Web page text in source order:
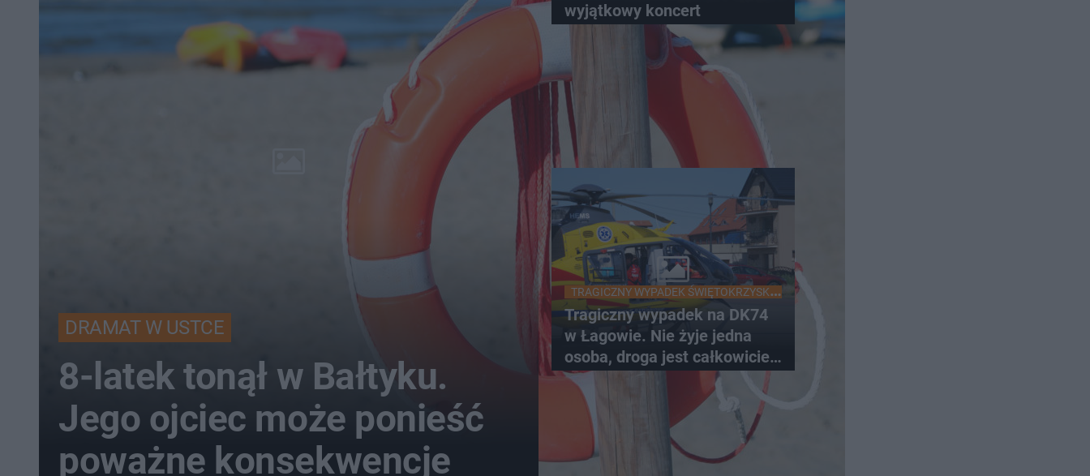
DRAMAT W USTCE
8-latek tonął w Bałtyku.
Jego ojciec może ponieść
poważne konsekwencje
wyjątkowy koncert
TRAGICZNY WYPADEK ŚWIĘTOKRZYSKIE
Tragiczny wypadek na DK74
w Łagowie. Nie żyje jedna
osoba, droga jest całkowicie
zablokowana